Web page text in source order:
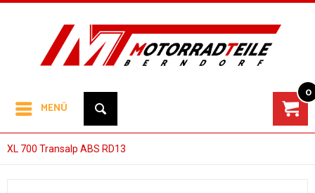
MENÜ
0
XL 700 Transalp ABS RD13